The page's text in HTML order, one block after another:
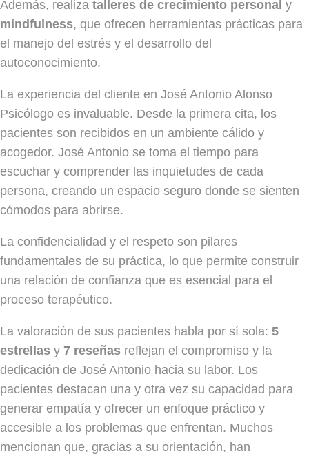
Además, realiza talleres de crecimiento personal y
mindfulness, que ofrecen herramientas prácticas para
el manejo del estrés y el desarrollo del
autoconocimiento.
La experiencia del cliente en José Antonio Alonso
Psicólogo es invaluable. Desde la primera cita, los
pacientes son recibidos en un ambiente cálido y
acogedor. José Antonio se toma el tiempo para
escuchar y comprender las inquietudes de cada
persona, creando un espacio seguro donde se sienten
cómodos para abrirse.
La confidencialidad y el respeto son pilares
fundamentales de su práctica, lo que permite construir
una relación de confianza que es esencial para el
proceso terapéutico.
La valoración de sus pacientes habla por sí sola: 5
estrellas y 7 reseñas reflejan el compromiso y la
dedicación de José Antonio hacia su labor. Los
pacientes destacan una y otra vez su capacidad para
generar empatía y ofrecer un enfoque práctico y
accesible a los problemas que enfrentan. Muchos
mencionan que, gracias a su orientación, han